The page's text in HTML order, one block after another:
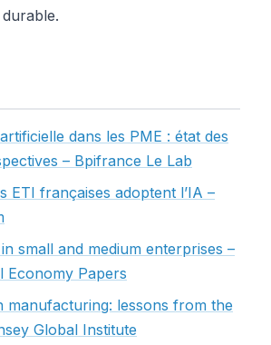
dans les PME : état des
– Bpifrance Le Lab
ETI françaises adoptent l’IA –
small and medium enterprises –
Economy Papers
manufacturing: lessons from the
Global Institute